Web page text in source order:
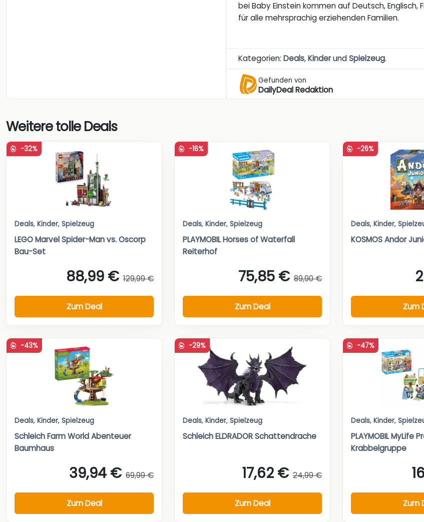
bei Baby Einstein kommen auf Deutsch,
für alle mehrsprachig erziehenden Familien.
Kategorien:Deals,KinderundSpielzeug.
Gefunden von
DailyDeal Redaktion
Weitere tolle Deals
-32%
Deals, Kinder, Spielzeug
LEGO Marvel Spider-Man vs. Oscorp
Bau-Set
88,99 € 129,99 €
Zum Deal
-16%
Deals, Kinder, Spielzeug
PLAYMOBIL Horses of Waterfall
Reiterhof
75,85 € 89,90 €
Zum Deal
-26%
Deals, Kinder,
KOSMOS Andor
Zum
-43%
Deals, Kinder, Spielzeug
Schleich Farm World Abenteuer
Baumhaus
39,94 € 69,99 €
Zum Deal
-29%
Deals, Kinder, Spielzeug
Schleich ELDRADOR Schattendrache
17,62 € 24,99 €
Zum Deal
-47%
Deals, Kinder,
PLAYMOBIL MyLife
Krabbelgruppe
Zum